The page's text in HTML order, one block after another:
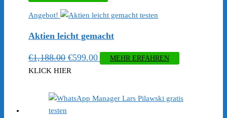
Angebot!
Aktien leicht gemacht
€1,188.00 Ursprünglicher
Preis
€1,188.00
€599.00Aktueller
€599.00.
MEHR ERFAHREN
KLICK HIER